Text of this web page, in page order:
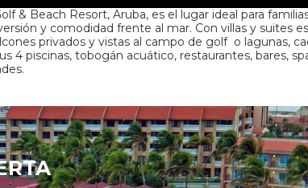
& Beach Resort, Aruba, es el lugar ideal para
y comodidad frente al mar. Con villas y suites
privados y vistas al campo de golf o lagunas,
4 piscinas, tobogán acuático, restaurantes, bares,